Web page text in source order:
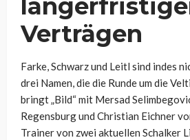
Verträgen
Farke, Schwarz und Leitl sind indes
drei Namen, die die Runde um die
bringt „Bild“ mit Mersad
Regensburg und Christian Eichner
Trainer von zwei aktuellen Schalker